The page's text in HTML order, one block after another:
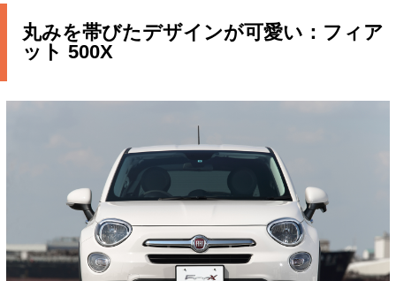
丸みを帯びたデザインが可愛い：フィア
ット 500X